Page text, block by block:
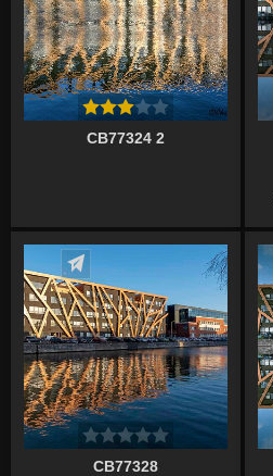
CB77324 2
Écrire un commentaire
CB77328